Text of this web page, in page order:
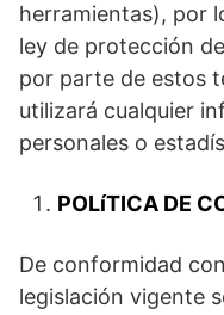
herramientas), por
ley de protección
por parte de estos
utilizará cualquier
personales o
POLíTICA DE
De conformidad
legislación vigente